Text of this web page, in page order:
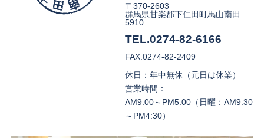
〒370-2603
群馬県甘楽郡下仁田町馬山南田
5910
TEL.0274-82-6166
FAX.0274-82-2409
休日：年中無休（元日は休業）
営業時間：
AM9:00～PM5:00（日曜：AM9:30
～PM4:30）